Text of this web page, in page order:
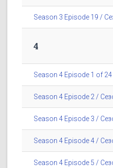
Season 3 Episode 19 /
4
Season 4 Episode 1 of
Season 4 Episode 2 /
Season 4 Episode 3 /
Season 4 Episode 4 /
Season 4 Episode 5 /